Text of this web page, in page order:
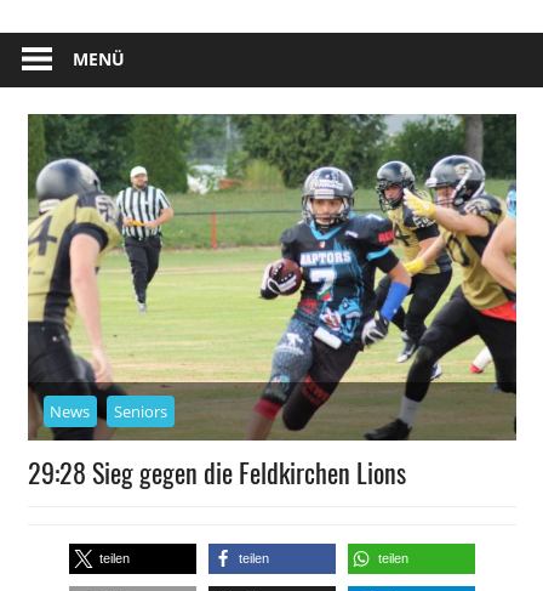
MENÜ
News Seniors
29:28 Sieg gegen die Feldkirchen Lions
teilen teilen teilen